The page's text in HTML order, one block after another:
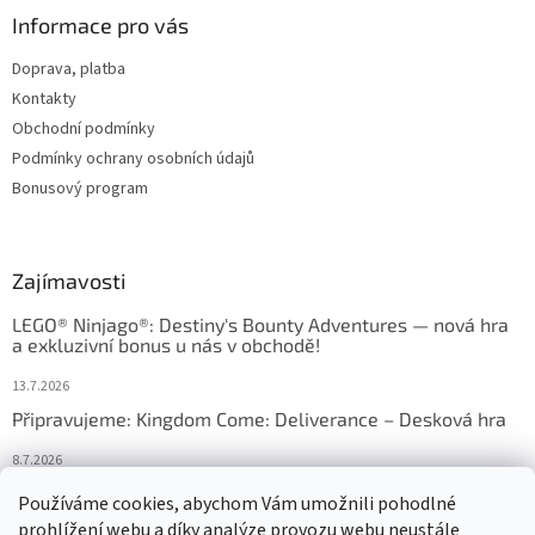
Používáme cookies, abychom Vám umožnili pohodlné
Informace pro vás
Doprava, platba
Kontakty
Obchodní podmínky
Podmínky ochrany osobních údajů
Bonusový program
Zajímavosti
LEGO® Ninjago®: Destiny's Bounty Adventures — nová hra
a exkluzivní bonus u nás v obchodě!
13.7.2026
Připravujeme: Kingdom Come: Deliverance – Desková hra
8.7.2026
Nejlepší deskové hry: výběr, který frčí v celém Česku